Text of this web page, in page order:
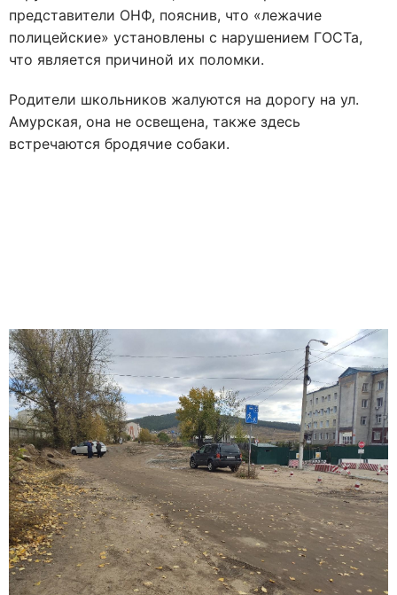
представители ОНФ, пояснив, что «лежачие
полицейские» установлены с нарушением ГОСТа,
что является причиной их поломки.
Родители школьников жалуются на дорогу на ул.
Амурская, она не освещена, также здесь
встречаются бродячие собаки.